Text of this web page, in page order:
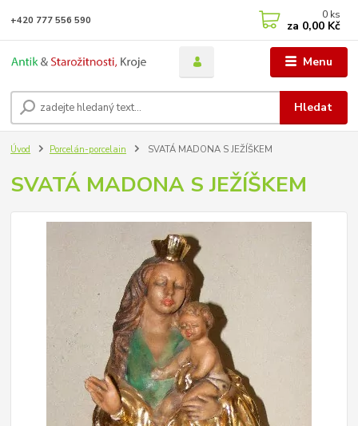
Menu
Hledat
+420 777 556 590 0 ks
za 0,00 Kč
Úvod Porcelán-porcelain SVATÁ MADONA S JEŽÍŠKEM
SVATÁ MADONA S JEŽÍŠKEM